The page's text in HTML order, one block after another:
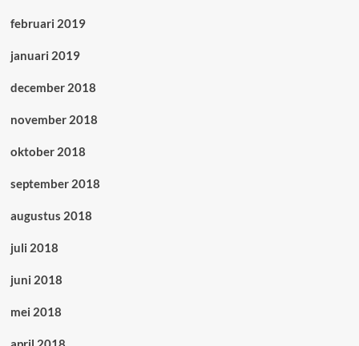
februari 2019
januari 2019
december 2018
november 2018
oktober 2018
september 2018
augustus 2018
juli 2018
juni 2018
mei 2018